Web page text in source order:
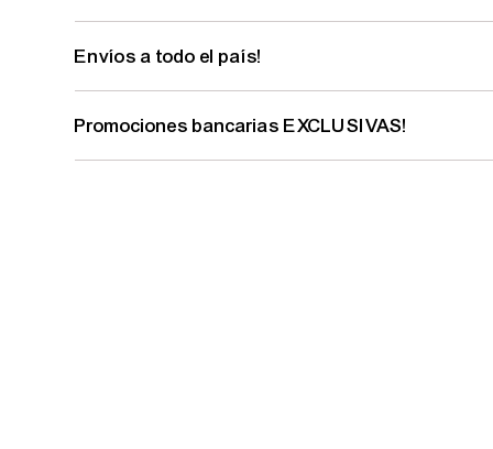
Envíos a todo el país!
Promociones bancarias EXCLUSIVAS!